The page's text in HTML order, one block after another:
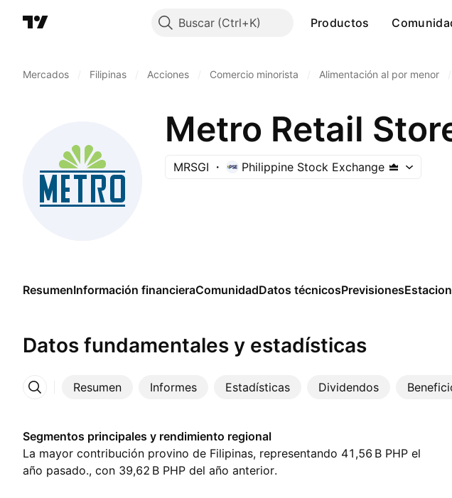
Buscar Productos
Mercados Filipinas Acciones Comercio minorista Alimentación al por menor
Metro Retail
MRSGI Philippine Stock Exchange
ResumenInformación financieraComunidadDatos técnicosPrevisiones
Datos fundamentales y estadísticas
Resumen Informes Estadísticas Dividendos
Más
Segmentos principales y rendimiento regional
La mayor contribución provino de Filipinas, representando ‪41,56 B‬ PHP el
año pasado., con ‪39,62 B‬ PHP del año anterior.